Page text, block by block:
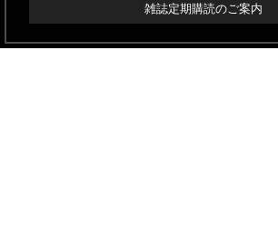
雑誌定期購読のご案内